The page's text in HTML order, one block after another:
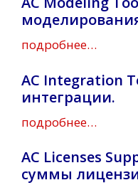
подробнее…
AC Integration
интеграции.
подробнее…
AC Licenses
суммы